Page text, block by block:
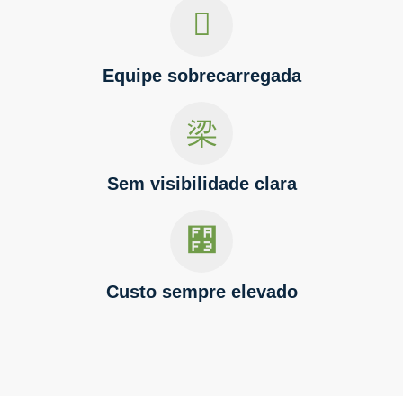
Equipe sobrecarregada
Sem visibilidade clara
Custo sempre elevado